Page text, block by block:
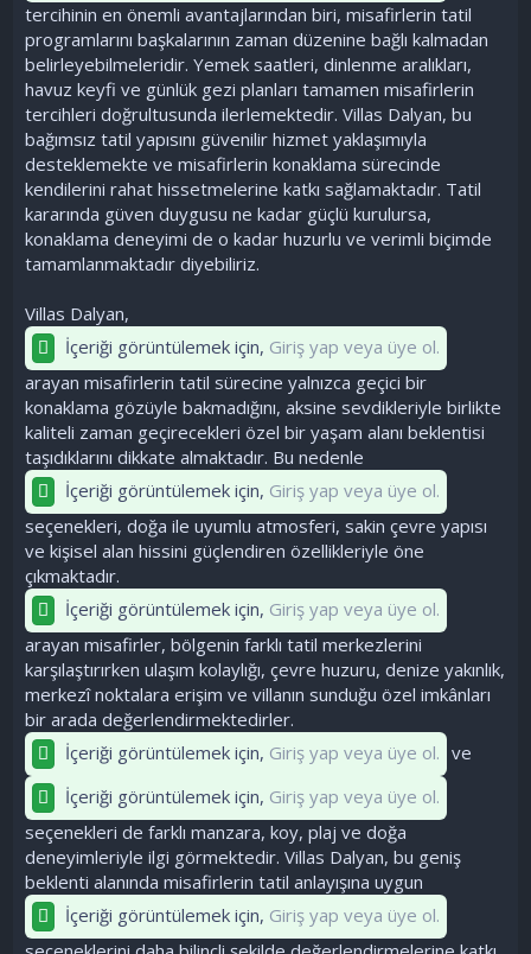
tercihinin en önemli avantajlarından biri, misafirlerin tatil
programlarını başkalarının zaman düzenine bağlı kalmadan
belirleyebilmeleridir. Yemek saatleri, dinlenme aralıkları,
havuz keyfi ve günlük gezi planları tamamen misafirlerin
tercihleri doğrultusunda ilerlemektedir. Villas Dalyan, bu
bağımsız tatil yapısını güvenilir hizmet yaklaşımıyla
desteklemekte ve misafirlerin konaklama sürecinde
kendilerini rahat hissetmelerine katkı sağlamaktadır. Tatil
kararında güven duygusu ne kadar güçlü kurulursa,
konaklama deneyimi de o kadar huzurlu ve verimli biçimde
tamamlanmaktadır diyebiliriz.
Villas Dalyan,
İçeriği görüntülemek için, Giriş yap veya üye ol.
arayan misafirlerin tatil sürecine yalnızca geçici bir
konaklama gözüyle bakmadığını, aksine sevdikleriyle birlikte
kaliteli zaman geçirecekleri özel bir yaşam alanı beklentisi
taşıdıklarını dikkate almaktadır. Bu nedenle
İçeriği görüntülemek için, Giriş yap veya üye ol.
seçenekleri, doğa ile uyumlu atmosferi, sakin çevre yapısı
ve kişisel alan hissini güçlendiren özellikleriyle öne
çıkmaktadır.
İçeriği görüntülemek için, Giriş yap veya üye ol.
arayan misafirler, bölgenin farklı tatil merkezlerini
karşılaştırırken ulaşım kolaylığı, çevre huzuru, denize yakınlık,
merkezî noktalara erişim ve villanın sunduğu özel imkânları
bir arada değerlendirmektedirler.
İçeriği görüntülemek için, Giriş yap veya üye ol. ve
İçeriği görüntülemek için, Giriş yap veya üye ol.
seçenekleri de farklı manzara, koy, plaj ve doğa
deneyimleriyle ilgi görmektedir. Villas Dalyan, bu geniş
beklenti alanında misafirlerin tatil anlayışına uygun
İçeriği görüntülemek için, Giriş yap veya üye ol.